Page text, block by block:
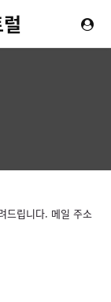
드립니다. 메일 주소